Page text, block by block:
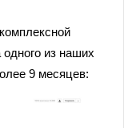
из наших
9 месяцев: